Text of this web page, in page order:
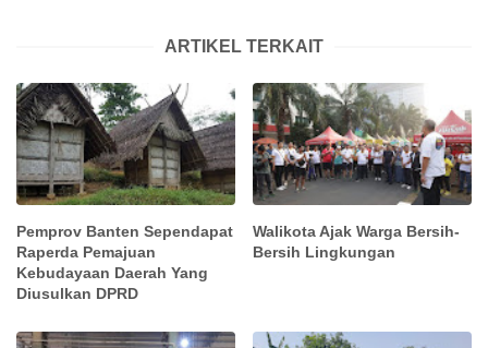
ARTIKEL TERKAIT
Pemprov Banten Sependapat
Raperda Pemajuan
Kebudayaan Daerah Yang
Diusulkan DPRD
Walikota Ajak Warga Bersih-
Bersih Lingkungan